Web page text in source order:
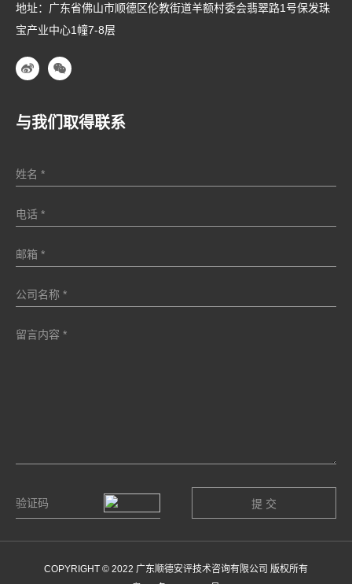
地址：广东省佛山市顺德区伦教街道羊额村委会翡翠路1号保发珠
宝产业中心1幢7-8层
与我们取得联系
COPYRIGHT © 2022 广东顺德安评技术咨询有限公司 版权所有